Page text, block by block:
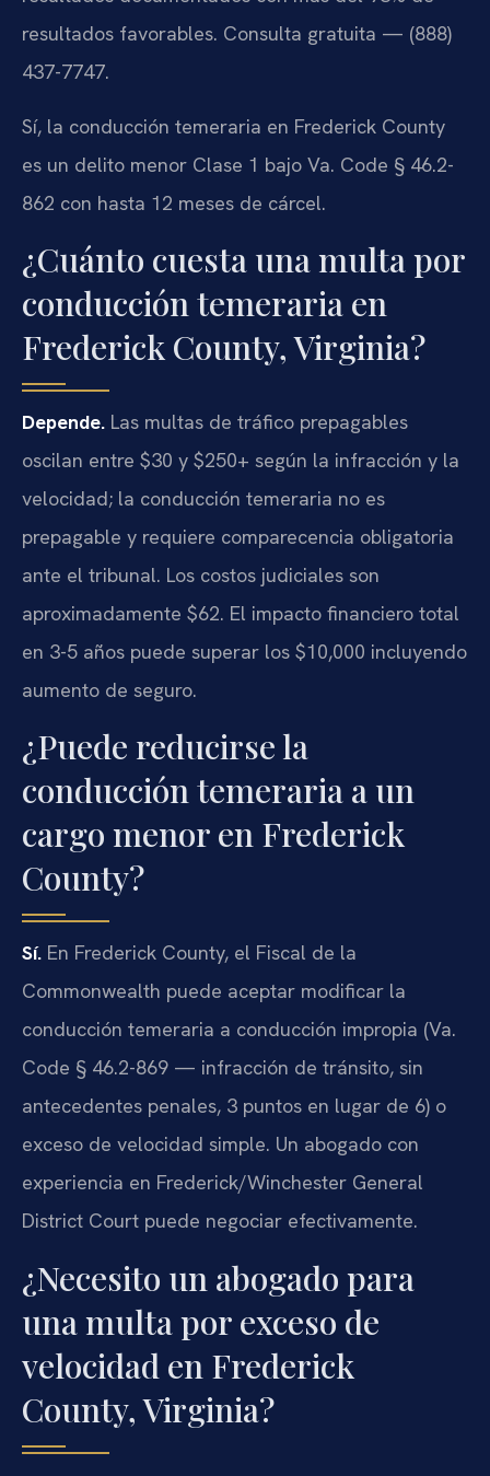
resultados favorables. Consulta gratuita — (888)
437-7747.
Sí, la conducción temeraria en Frederick County
es un delito menor Clase 1 bajo Va. Code § 46.2-
862 con hasta 12 meses de cárcel.
¿Cuánto cuesta una multa por
conducción temeraria en
Frederick County, Virginia?
Depende. Las multas de tráfico prepagables
oscilan entre $30 y $250+ según la infracción y la
velocidad; la conducción temeraria no es
prepagable y requiere comparecencia obligatoria
ante el tribunal. Los costos judiciales son
aproximadamente $62. El impacto financiero total
en 3-5 años puede superar los $10,000 incluyendo
aumento de seguro.
¿Puede reducirse la
conducción temeraria a un
cargo menor en Frederick
County?
Sí. En Frederick County, el Fiscal de la
Commonwealth puede aceptar modificar la
conducción temeraria a conducción impropia (Va.
Code § 46.2-869 — infracción de tránsito, sin
antecedentes penales, 3 puntos en lugar de 6) o
exceso de velocidad simple. Un abogado con
experiencia en Frederick/Winchester General
District Court puede negociar efectivamente.
¿Necesito un abogado para
una multa por exceso de
velocidad en Frederick
County, Virginia?